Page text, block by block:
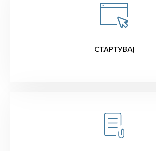
СТАРТУВАЈ